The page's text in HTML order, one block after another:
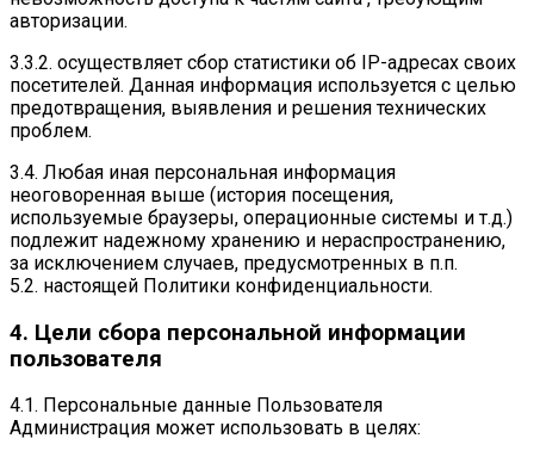
авторизации.
3.3.2. осуществляет сбор статистики об IP-адресах своих
посетителей. Данная информация используется с целью
предотвращения, выявления и решения технических
проблем.
3.4. Любая иная персональная информация
неоговоренная выше (история посещения,
используемые браузеры, операционные системы и т.д.)
подлежит надежному хранению и нераспространению,
за исключением случаев, предусмотренных в п.п.
5.2. настоящей Политики конфиденциальности.
4. Цели сбора персональной информации
пользователя
4.1. Персональные данные Пользователя
Администрация может использовать в целях: